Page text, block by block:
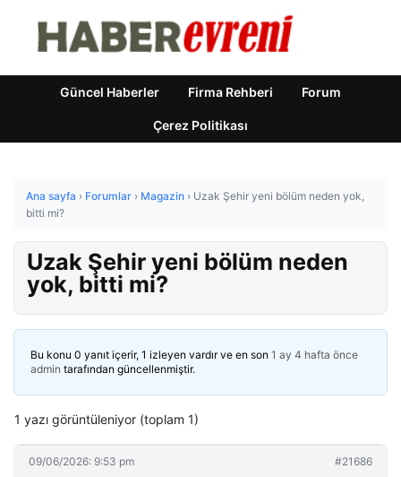
Güncel Haberler Firma Rehberi Forum
Çerez Politikası
Ana sayfa › Forumlar › Magazin › Uzak Şehir yeni bölüm neden yok,
bitti mi?
Uzak Şehir yeni bölüm neden
yok, bitti mi?
Bu konu 0 yanıt içerir, 1 izleyen vardır ve en son 1 ay 4 hafta önce
admin tarafından güncellenmiştir.
1 yazı görüntüleniyor (toplam 1)
09/06/2026: 9:53 pm #21686